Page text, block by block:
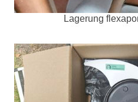
Lagerung